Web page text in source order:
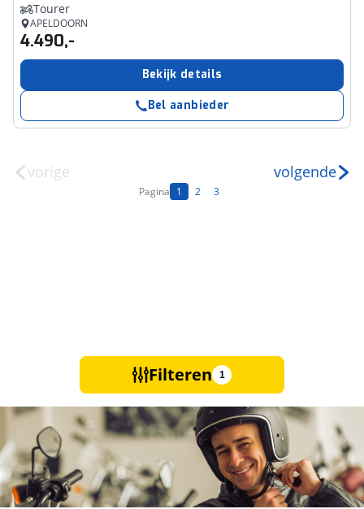
Tourer
APELDOORN
4.490,-
Bekijk details
Bel aanbieder
vorige
Pagina 1 2 3
volgende
Filteren 1